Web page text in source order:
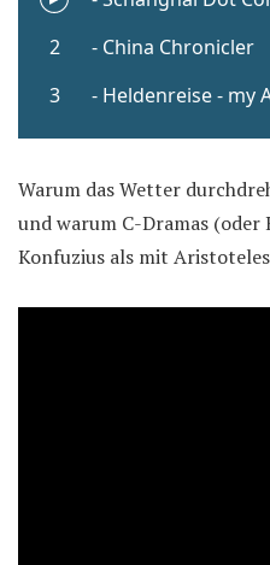
Warum das Wetter
und warum C-Dramas (oder
Konfuzius als mit